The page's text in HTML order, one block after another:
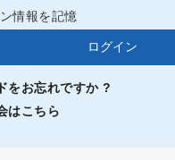
情報を記憶
をお忘れですか ?
はこちら